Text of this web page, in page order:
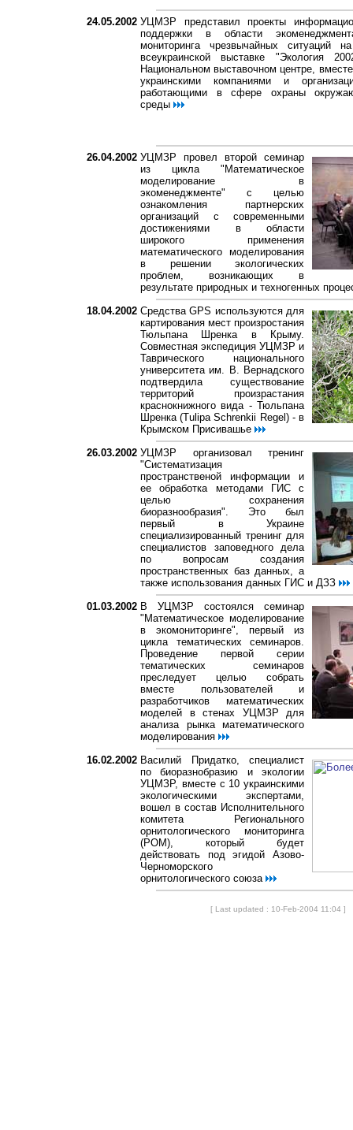
24.05.2002 УЦМЗР представил проекты
поддержки в области
мониторинга чрезвычайных ситуаций
всеукраинской выставке "Экология
Национальном выставочном центре,
украинскими компаниями и
работающими в сфере охраны
среды
26.04.2002 УЦМЗР провел второй семинар
из цикла "Математическое
моделирование в
экоменеджменте" с целью
ознакомления партнерских
организаций с современными
достижениями в области
широкого применения
математического моделирования
в решении экологических
проблем, возникающих в
результате природных и техногенных
18.04.2002 Средства GPS используются для
картирования мест произростания
Тюльпана Шренка в Крыму.
Совместная экспедиция УЦМЗР и
Таврического национального
университета им. В. Вернадского
подтвердила существование
территорий произрастания
краснокнижного вида - Тюльпана
Шренка (Tulipa Schrenkii Regel) - в
Крымском Присивашье
26.03.2002 УЦМЗР организовал тренинг
"Cистематизация
пространственой информации и
ее обработка методами ГИС с
целью сохранения
биоразнообразия". Это был
первый в Украине
специализированный тренинг для
специалистов заповедного дела
по вопросам создания
пространственных баз данных, а
также использования данных ГИС и ДЗЗ
01.03.2002 В УЦМЗР состоялся семинар
"Математическое моделирование
в экомониторинге", первый из
цикла тематических семинаров.
Проведение первой серии
тематических семинаров
преследует целью собрать
вместе пользователей и
разработчиков математических
моделей в стенах УЦМЗР для
анализа рынка математического
моделирования
16.02.2002 Василий Придатко, специалист
по биоразнобразию и экологии
УЦМЗР, вместе с 10 украинскими
экологическими экспертами,
вошел в состав Исполнительного
комитета Регионального
орнитологического мониторинга
(РОМ), который будет
действовать под эгидой Азово-
Черноморского
орнитологического союза
[ Last updated : 10-Feb-2004 11:04 ]